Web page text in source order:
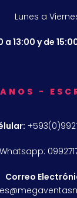
Lunes a
a 13:00 y de
-
Whatsapp:
Correo